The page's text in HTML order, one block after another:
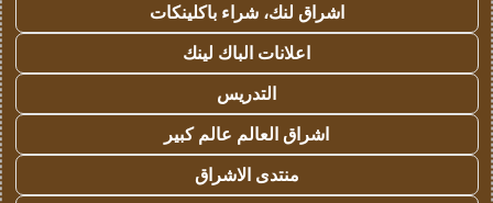
اشراق لنك، شراء باكلينكات
اعلانات الباك لينك
التدريس
اشراق العالم عالم كبير
منتدى الاشراق